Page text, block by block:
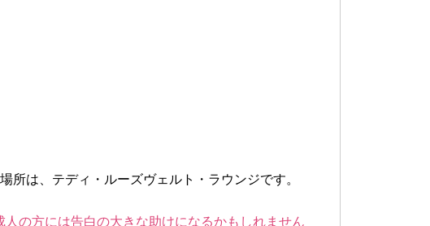
所は、テディ・ルーズヴェルト・ラウンジです。
の方には告白の大きな助けになるかもしれません